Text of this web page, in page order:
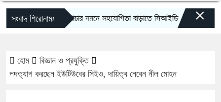
সংবাদ শিরোনামঃ
অভিবাসন ও মানবপাচার দমনে সহযোগিতা বাড়াতে সিআইডি–ইতালিয়ান স্টেট
×
হোম
বিজ্ঞান ও প্রযুক্তি
পদত্যাগ করছেন ইউটিউবের সিইও, দায়িত্ব নেবেন নীল মোহন